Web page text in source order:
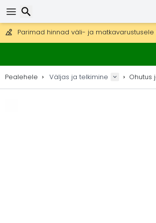
Saab saata ka DHL Expressi kaudu
30 päeva tagastamiseks, 90 päeva
Parimad hinnad väli- ja
Pealehele Väljas ja telkimine Ohutus